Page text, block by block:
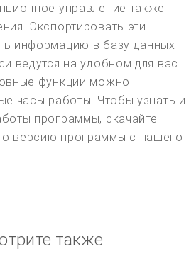
управление также
Экспортировать эти
информацию в базу данных
ведутся на удобном для вас
функции можно
часы работы. Чтобы узнать и
программы, скачайте
версию программы с нашего
также